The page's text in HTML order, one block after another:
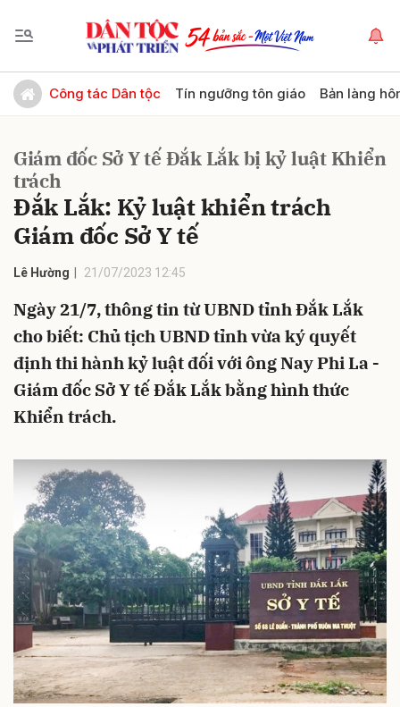
Công tác Dân tộc Tín ngưỡng tôn giáo Bản làng
Giám đốc Sở Y tế Đắk Lắk bị kỷ luật Khiển
trách
Đắk Lắk: Kỷ luật khiển trách
Giám đốc Sở Y tế
Lê Hường 21/07/2023 12:45
Ngày 21/7, thông tin từ UBND tỉnh Đắk Lắk
cho biết: Chủ tịch UBND tỉnh vừa ký quyết
định thi hành kỷ luật đối với ông Nay Phi La -
Giám đốc Sở Y tế Đắk Lắk bằng hình thức
Khiển trách.
Gửi bình luận